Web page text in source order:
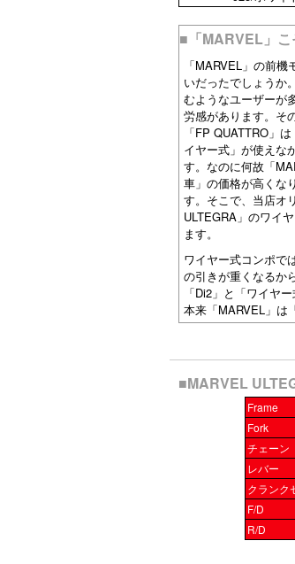
■「MARVEL」こ
「MARVEL」の前
いだったでしょうか
むようなユーザーが
労感があります。そ
「FP QUATTRO」
イヤー式」が使えな
す。なのに何故「
車」の価格が高くな
す。そこで、当店オ
ULTEGRA」のワイ
ます。
ワイヤー式コンポで
の引きが重くなるか
「Di2」と「ワイヤ
本来「MARVEL」は
■MARVEL
Frame
Fork
チェーン
レバー
クランク
F/D
R/D